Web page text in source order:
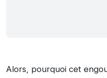
Alors, pourquoi cet